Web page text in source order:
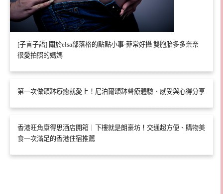
[子言子語] 關於elsa部落格的點點小事-菲常好攝 雙胞胎多多奈奈
很愛拍照的媽媽
第一次做頌缽療癒就愛上！尼泊爾頌缽聲療體驗、感受與心得分享
香港旺角康得思酒店開箱｜下樓就是朗豪坊！交通超方便、購物美
食一次滿足的香港住宿推薦